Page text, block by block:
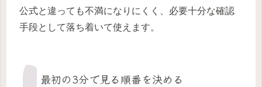
公式と違っても不満になりにくく、必要十分な確認
手段として落ち着いて使えます。
最初の3分で見る順番を決める